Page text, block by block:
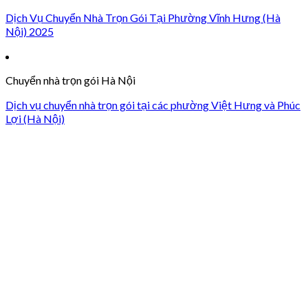
Dịch Vụ Chuyển Nhà Trọn Gói Tại Phường Vĩnh Hưng (Hà
Nội) 2025
Chuyển nhà trọn gói Hà Nội
Dịch vụ chuyển nhà trọn gói tại các phường Việt Hưng và Phúc
Lợi (Hà Nội)